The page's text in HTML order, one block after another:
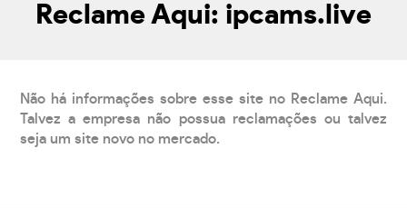
Reclame Aqui: ipcams.live
Não há informações sobre esse site no Reclame Aqui.
Talvez a empresa não possua reclamações ou talvez
seja um site novo no mercado.